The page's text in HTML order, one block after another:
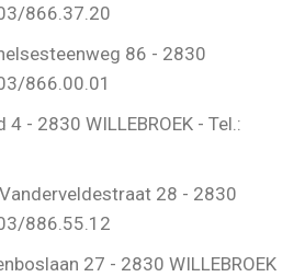
03/866.37.20
86 - 2830
866.00.01
4 - 2830 WILLEBROEK - Tel.:
28 - 2830
03/886.55.12
27 - 2830 WILLEBROEK